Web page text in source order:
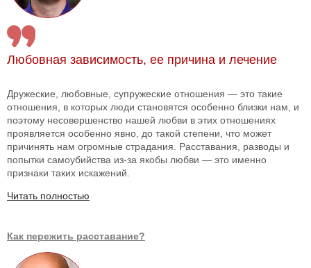
Любовная зависимость, ее причина и лечение
Дружеские, любовные, супружеские отношения — это такие
отношения, в которых люди становятся особенно близки нам, и
поэтому несовершенство нашей любви в этих отношениях
проявляется особенно явно, до такой степени, что может
причинять нам огромные страдания. Расставания, разводы и
попытки самоубийства из-за якобы любви — это именно
признаки таких искажений.
Читать полностью
Как пережить расставание?